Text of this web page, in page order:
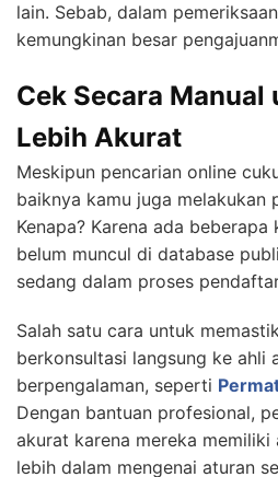
lain. Sebab, dalam
kemungkinan besar
Cek Secara Manual
Lebih Akurat
Meskipun pencarian online
baiknya kamu juga melakukan
Kenapa? Karena ada
belum muncul di database
sedang dalam proses
Salah satu cara untuk
berkonsultasi langsung ke ahli
berpengalaman, seperti
Dengan bantuan profesional,
akurat karena mereka memiliki
lebih dalam mengenai aturan